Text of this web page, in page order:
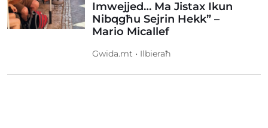
Imwejjed… Ma Jistax Ikun
Nibqgħu Sejrin Hekk” –
Mario Micallef
Gwida.mt • Ilbieraħ